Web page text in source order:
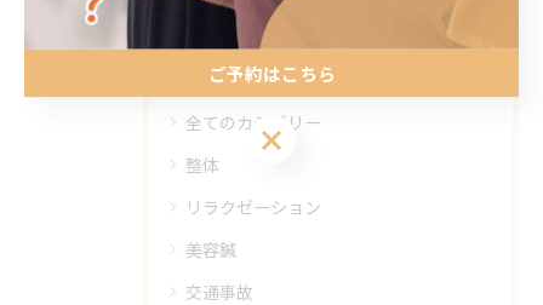
カテゴリー Categories
全てのカテゴリー
整体
リラクゼーション
美容鍼
交通事故
ご予約はこちら
ご予約はこちら